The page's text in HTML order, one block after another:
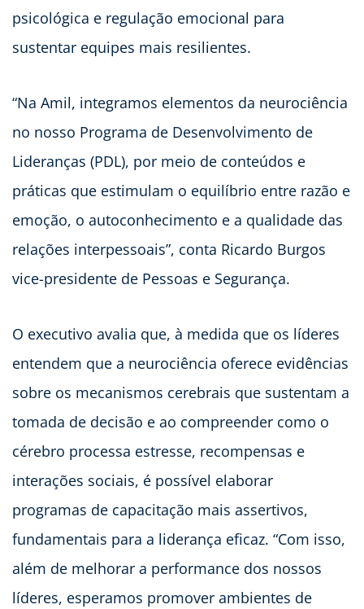
psicológica e regulação emocional para
sustentar equipes mais resilientes.
“Na Amil, integramos elementos da neurociência
no nosso Programa de Desenvolvimento de
Lideranças (PDL), por meio de conteúdos e
práticas que estimulam o equilíbrio entre razão e
emoção, o autoconhecimento e a qualidade das
relações interpessoais”, conta Ricardo Burgos
vice-presidente de Pessoas e Segurança.
O executivo avalia que, à medida que os líderes
entendem que a neurociência oferece evidências
sobre os mecanismos cerebrais que sustentam a
tomada de decisão e ao compreender como o
cérebro processa estresse, recompensas e
interações sociais, é possível elaborar
programas de capacitação mais assertivos,
fundamentais para a liderança eficaz. “Com isso,
além de melhorar a performance dos nossos
líderes, esperamos promover ambientes de